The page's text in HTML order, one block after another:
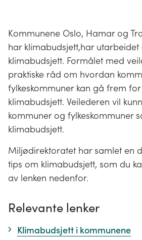
Kommunene Oslo, Hamar og
har klimabudsjett,har
klimabudsjett. Formålet med
praktiske råd om hvordan
fylkeskommuner kan gå frem
klimabudsjett. Veilederen vil
kommuner og fylkeskommuner
klimabudsjett.
Miljødirektoratet har samlet en
tips om klimabudsjett, som du
av lenken nedenfor.
Relevante lenker
Klimabudsjett i kommunene